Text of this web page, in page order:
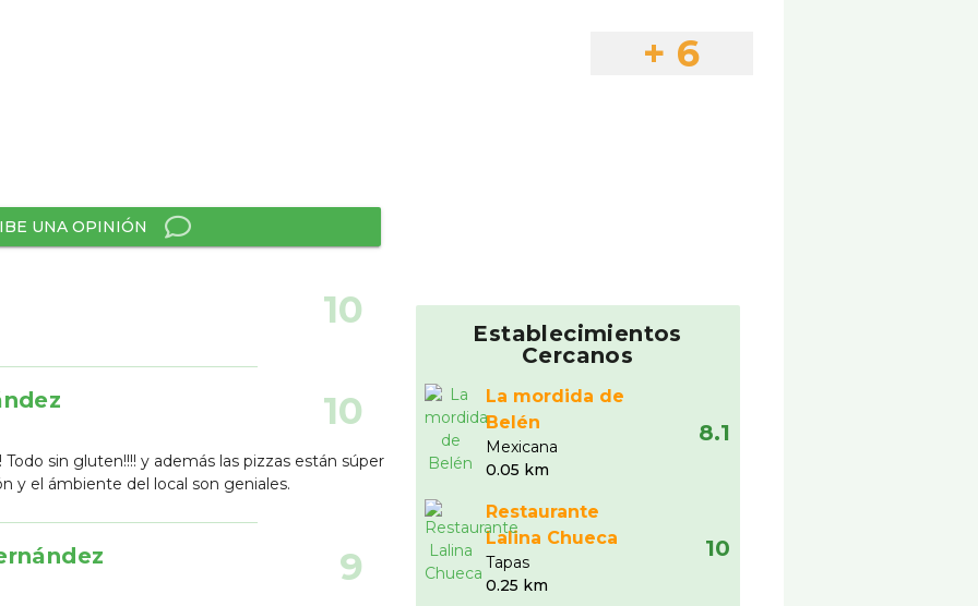
+ 6
UNA OPINIÓN
10
10
Todo sin gluten!!!! y además las pizzas están súper
y el ámbiente del local son geniales.
9
Establecimientos
Cercanos
La mordida de
Belén
Mexicana
0.05 km
8.1
Restaurante
Lalina Chueca
Tapas
0.25 km
10